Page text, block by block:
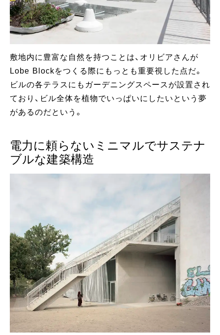
敷地内に豊富な自然を持つことは、オリビアさんが
Lobe Blockをつくる際にもっとも重要視した点だ。
ビルの各テラスにもガーデニングスペースが設置され
ており、ビル全体を植物でいっぱいにしたいという夢
があるのだという。
電力に頼らないミニマルでサステナ
ブルな建築構造